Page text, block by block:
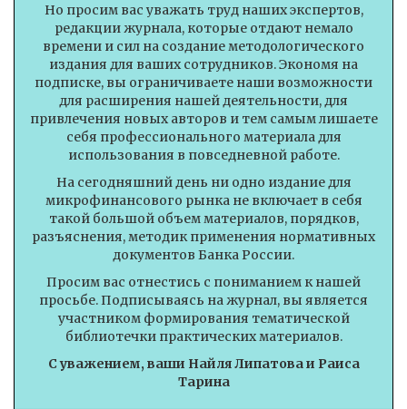
Но просим вас уважать труд наших экспертов,
редакции журнала, которые отдают немало
времени и сил на создание методологического
издания для ваших сотрудников. Экономя на
подписке, вы ограничиваете наши возможности
для расширения нашей деятельности, для
привлечения новых авторов и тем самым лишаете
себя профессионального материала для
использования в повседневной работе.
На сегодняшний день ни одно издание для
микрофинансового рынка не включает в себя
такой большой объем материалов, порядков,
разъяснения, методик применения нормативных
документов Банка России.
Просим вас отнестись с пониманием к нашей
просьбе. Подписываясь на журнал, вы является
участником формирования тематической
библиотечки практических материалов.
С уважением, ваши Найля Липатова и Раиса
Тарина